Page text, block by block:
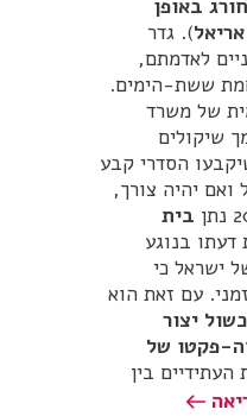
באופן
). גדר
לאדמתם,
ששת-הימים.
של משרד
שיקולים
הסדרי קבע
יהיה צורך,
בית
דעתו בנוגע
ישראל כי
עם זאת הוא
יצור
פקטו של
בין